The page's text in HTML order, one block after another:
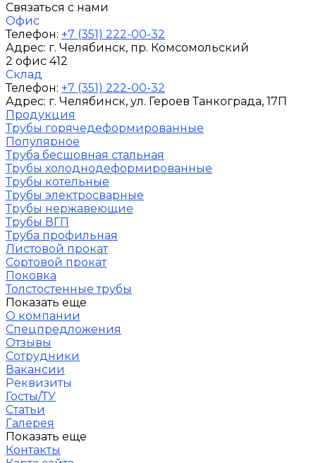
Связаться с нами
Офис
Телефон: +7 (351) 222-00-32
Адрес: г. Челябинск, пр. Комсомольский
2 офис 412
Склад
Телефон: +7 (351) 222-00-32
Адрес: г. Челябинск, ул. Героев Танкограда, 17П
Продукция
Трубы горячедеформированные
Популярное
Труба бесшовная стальная
Трубы холоднодеформированные
Трубы котельные
Трубы электросварные
Трубы нержавеющие
Трубы ВГП
Труба профильная
Листовой прокат
Сортовой прокат
Поковка
Толстостенные трубы
Показать еще
О компании
Спецпредложения
Отзывы
Сотрудники
Вакансии
Реквизиты
Госты/ТУ
Статьи
Галерея
Показать еще
Контакты